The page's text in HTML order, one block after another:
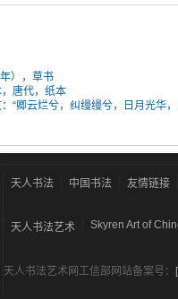
），草书
唐代，纸本
“卿云烂兮，纠缦缦兮，日月光华
天人书法 中国书法 友情链接
天人书法艺术 Skyren Art of
天人书法艺术网工信部网站备案号：